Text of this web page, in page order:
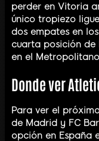
perder en Vitoria
único tropiezo
dos empates en
cuarta posición de
en el
Donde ver
Para ver el
de Madrid y FC
opción en España